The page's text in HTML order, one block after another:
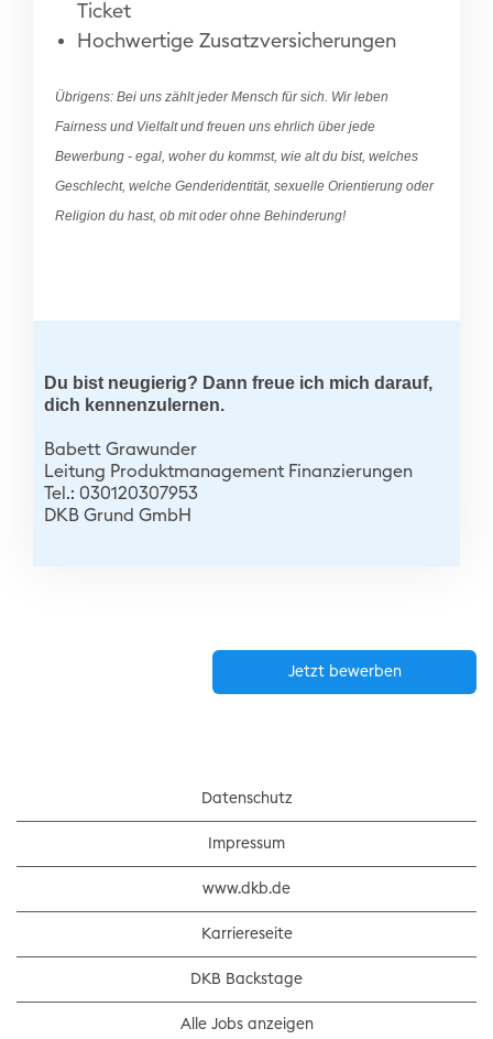
Ticket
Hochwertige Zusatzversicherungen
Übrigens: Bei uns zählt jeder Mensch für sich. Wir leben
Fairness und Vielfalt und freuen uns ehrlich über jede
Bewerbung - egal, woher du kommst, wie alt du bist, welches
Geschlecht, welche Genderidentität, sexuelle Orientierung oder
Religion du hast, ob mit oder ohne Behinderung!
Du bist neugierig? Dann freue ich mich darauf,
dich kennenzulernen.
Babett Grawunder
Leitung Produktmanagement Finanzierungen
Tel.: 030120307953
DKB Grund GmbH
Jetzt bewerben
Datenschutz
Impressum
www.dkb.de
Karriereseite
DKB Backstage
Alle Jobs anzeigen